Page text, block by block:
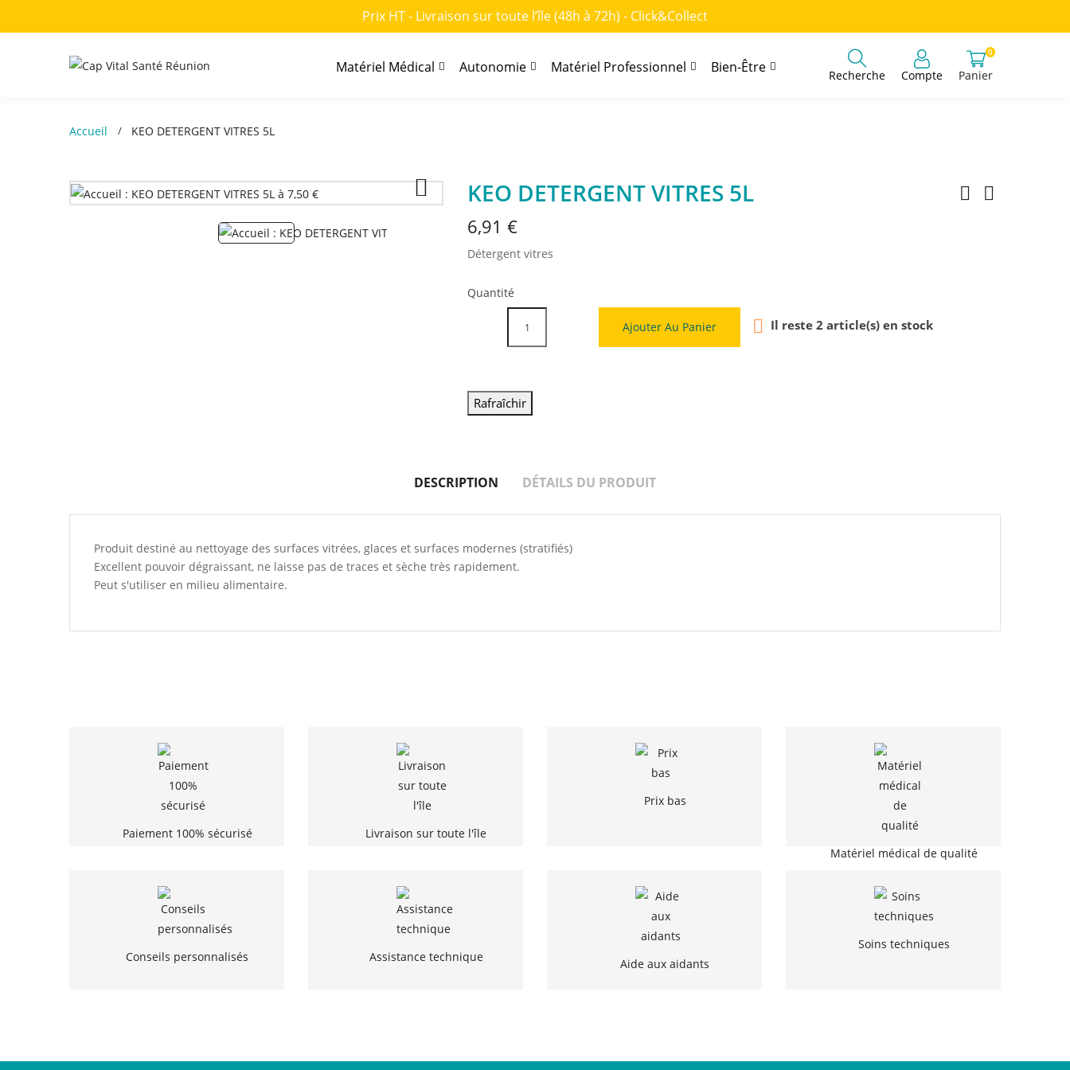
Prix HT - Livraison sur toute l’île (48h à 72h) - Click&Collect
Matériel Médical Autonomie Matériel Professionnel Bien-Être Recherche Compte
0
Panier
Accueil KEO DETERGENT VITRES 5L
 KEO DETERGENT VITRES 5L
6,91 €
Détergent vitres
Quantité
Ajouter Au Panier  Il reste 2 article(s) en stock
DESCRIPTION DÉTAILS DU PRODUIT
Produit destiné au nettoyage des surfaces vitrées, glaces et surfaces modernes (stratifiés)
Excellent pouvoir dégraissant, ne laisse pas de traces et sèche très rapidement.
Peut s'utiliser en milieu alimentaire.
Paiement 100% sécurisé Livraison sur toute l'île
Prix bas
Matériel médical de qualité
Conseils personnalisés Assistance technique Aide aux aidants
Soins techniques